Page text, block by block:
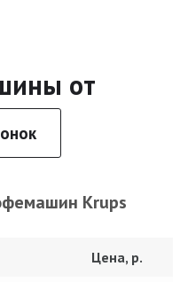
от
Krups
Цена, р.